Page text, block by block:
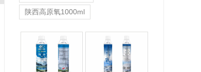
陕西高原氧1000ml